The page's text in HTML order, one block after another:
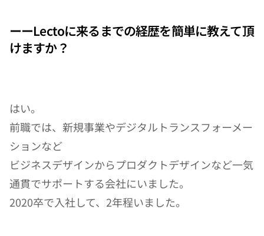
ーーLectoに来るまでの経歴を簡単に教えて頂
けますか？
はい。
前職では、新規事業やデジタルトランスフォーメー
ションなど
ビジネスデザインからプロダクトデザインなど一気
通貫でサポートする会社にいました。
2020卒で入社して、2年程いました。